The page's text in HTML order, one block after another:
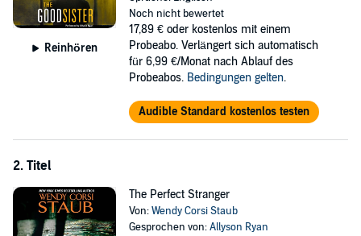
Angel is her lifeline. And Angel is closer than she knows.
When another schoolgirl is found dead, Jen's unease grows. There
are too many coincidences, too many links to her past. Every
instinct tells her that Carley is the next target. For someone is intent
Reinhören
Noch nicht bewertet
17,89 € oder kostenlos mit einem
Probeabo. Verlängert sich automatisch
für 6,99 €/Monat nach Ablauf des
Probeabos. Bedingungen gelten.
Audible Standard kostenlos testen
2. Titel
The Perfect Stranger
Von:Wendy Corsi Staub
Gesprochen von:Allyson Ryan